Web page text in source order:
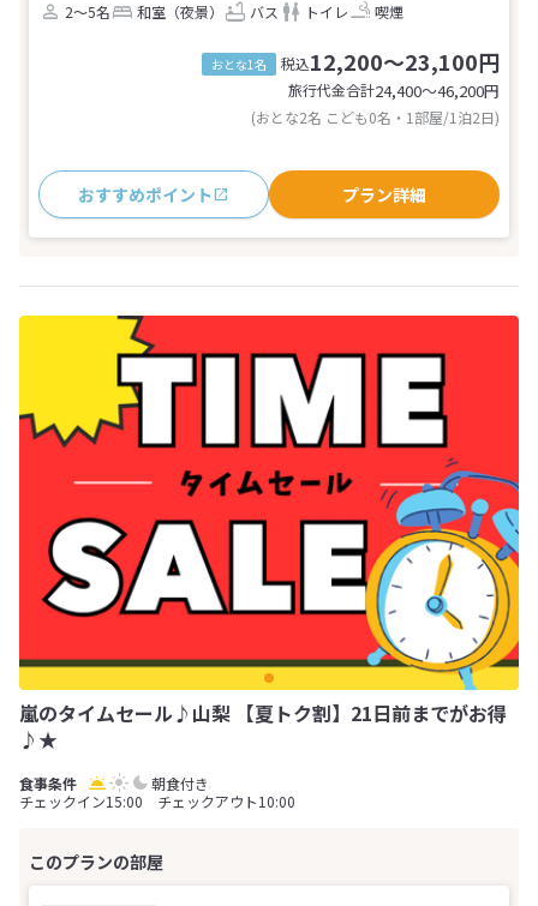
2～5名
和室（夜景） バス トイレ 喫煙
おとな1名 税込12,200～23,100円
旅行代金合計24,400〜46,200円
(おとな2名 こども0名・1部屋/1泊2日)
おすすめポイント プラン詳細
嵐のタイムセール♪山梨 【夏トク割】21日前までがお得
♪★
朝食付き
チェックイン15:00 チェックアウト10:00